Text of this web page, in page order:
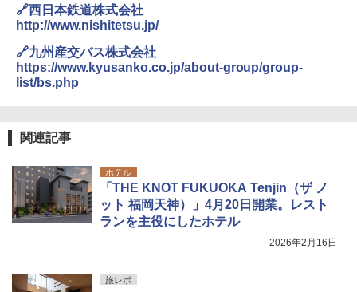
[キャンパーズコレクション 山善] 傘みたいに
広げるだけ パッとサッとテント ブラックコ
ーティング フルクローズ メッシュ 3-4人用
簡単設置 ポップアップテント エクルベージ
[キャンパーズコレクション 山善] 傘みたいに
広げるだけ パッとサッとテント キューブワ
イドプラス ブラックコーティング フルクロ
ーズ メッシュ 5人用 簡単設置 ポップアップ
テント PATCW-200B エクルベージュ
【日本企業販売】超強力クマ対策スプレー 30
0ml（連続噴射30秒）110ml（連続噴射15
秒）射程5～10m 安全ロック搭載 携帯収納袋
付き ヒグマ・イノシシ対策 自治体・教育機
関の購入実績 登山・キャンプ・アウトドア・
防災用品 長期保存可能 緊急時用 日本国内発
着替えテント トイレテント 透けない【換気
通気窓付き】収納袋付き UVカット 防水 防災
コンパクト iimono117 (ブルー)
￥3,080
🔗西日本鉄道株式会社
http://www.nishitetsu.jp/
🔗九州産交バス株式会社
https://www.kyusanko.co.jp/about-group/group-
list/bs.php
関連記事
ホテル
「THE KNOT FUKUOKA Tenjin（ザ ノ
ット 福岡天神）」4月20日開業。レスト
ランを主役にしたホテル
2026年2月16日
旅レポ